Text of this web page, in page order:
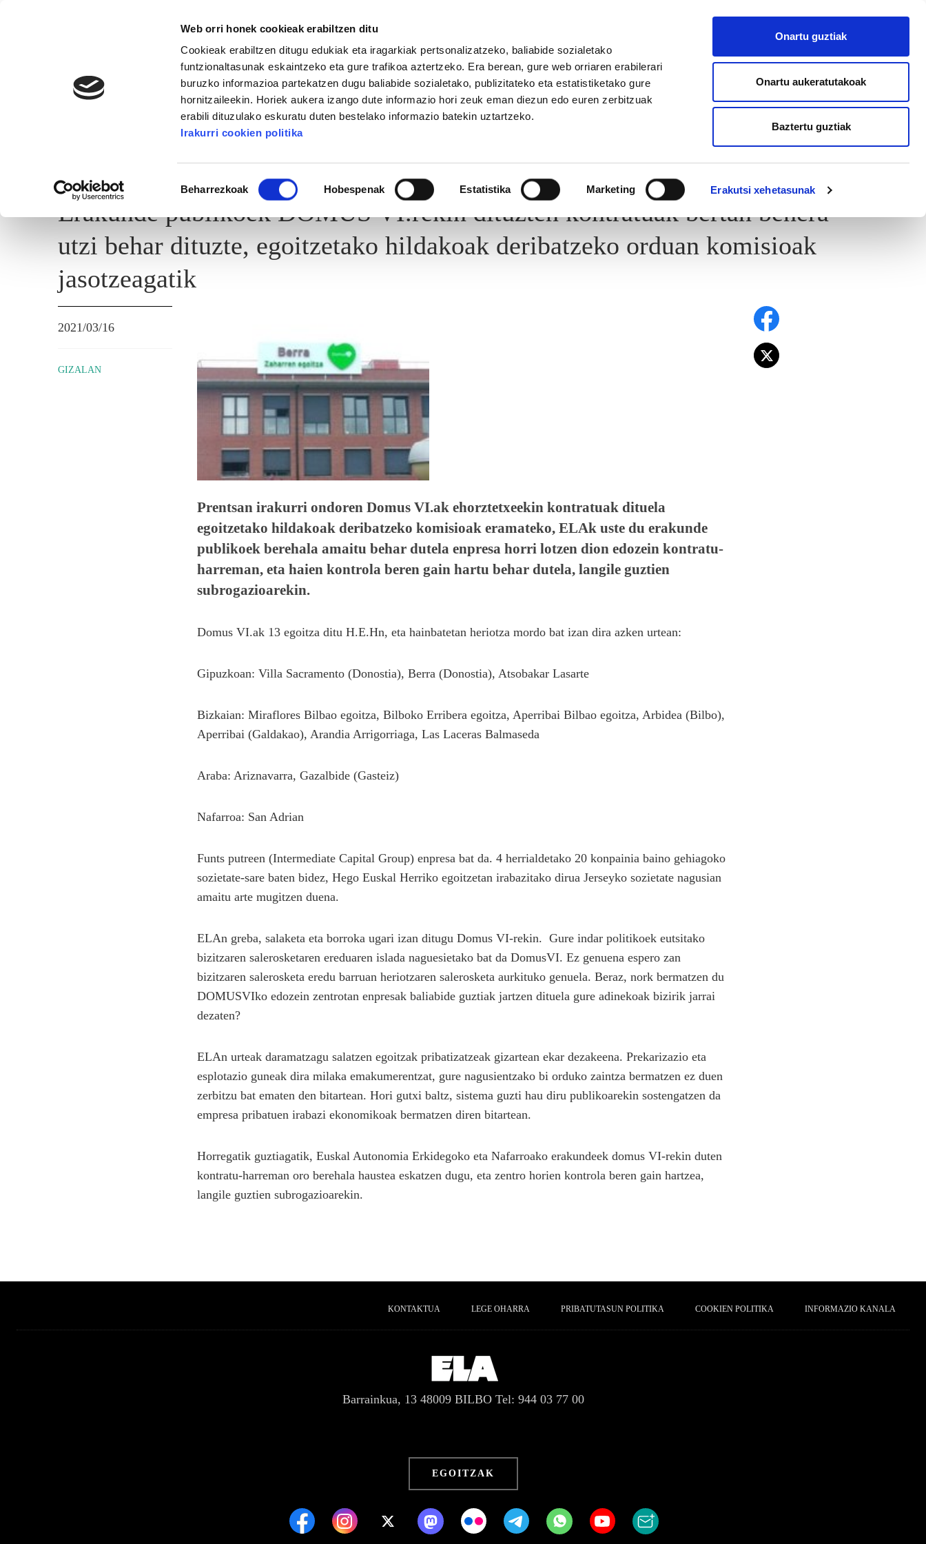
Web orri honek cookieak erabiltzen ditu
Cookieak erabiltzen ditugu edukiak eta iragarkiak pertsonalizatzeko, baliabide sozialetako
funtzionaltasunak eskaintzeko eta gure trafikoa aztertzeko. Era berean, gure web orriaren erabilerari
buruzko informazioa partekatzen dugu baliabide sozialetako, publizitateko eta estatistiketako gure
hornitzaileekin. Horiek aukera izango dute informazio hori zeuk eman diezun edo euren zerbitzuak
erabili dituzulako eskuratu duten bestelako informazio batekin uztartzeko.
Irakurri cookien politika
Beharrezkoak Hobespenak Estatistika Marketing Erakutsi xehetasunak
Onartu guztiak
Onartu aukeratutakoak
Baztertu guztiak
AFILIATU
Erakunde publikoek DOMUS VI.rekin dituzten kontratuak bertan behera
utzi behar dituzte, egoitzetako hildakoak deribatzeko orduan komisioak
jasotzeagatik
2021/03/16
GIZALAN
Prentsan irakurri ondoren Domus VI.ak ehorztetxeekin kontratuak dituela
egoitzetako hildakoak deribatzeko komisioak eramateko, ELAk uste du erakunde
publikoek berehala amaitu behar dutela enpresa horri lotzen dion edozein kontratu-
harreman, eta haien kontrola beren gain hartu behar dutela, langile guztien
subrogazioarekin.
Domus VI.ak 13 egoitza ditu H.E.Hn, eta hainbatetan heriotza mordo bat izan dira azken urtean:
Gipuzkoan: Villa Sacramento (Donostia), Berra (Donostia), Atsobakar Lasarte
Bizkaian: Miraflores Bilbao egoitza, Bilboko Erribera egoitza, Aperribai Bilbao egoitza, Arbidea (Bilbo),
Aperribai (Galdakao), Arandia Arrigorriaga, Las Laceras Balmaseda
Araba: Ariznavarra, Gazalbide (Gasteiz)
Nafarroa: San Adrian
Funts putreen (Intermediate Capital Group) enpresa bat da. 4 herrialdetako 20 konpainia baino gehiagoko
sozietate-sare baten bidez, Hego Euskal Herriko egoitzetan irabazitako dirua Jerseyko sozietate nagusian
amaitu arte mugitzen duena.
ELAn greba, salaketa eta borroka ugari izan ditugu Domus VI-rekin. Gure indar politikoek eutsitako
bizitzaren salerosketaren ereduaren islada naguesietako bat da DomusVI. Ez genuena espero zan
bizitzaren salerosketa eredu barruan heriotzaren salerosketa aurkituko genuela. Beraz, nork bermatzen du
DOMUSVIko edozein zentrotan enpresak baliabide guztiak jartzen dituela gure adinekoak bizirik jarrai
dezaten?
ELAn urteak daramatzagu salatzen egoitzak pribatizatzeak gizartean ekar dezakeena. Prekarizazio eta
esplotazio guneak dira milaka emakumerentzat, gure nagusientzako bi orduko zaintza bermatzen ez duen
zerbitzu bat ematen den bitartean. Hori gutxi baltz, sistema guzti hau diru publikoarekin sostengatzen da
empresa pribatuen irabazi ekonomikoak bermatzen diren bitartean.
Horregatik guztiagatik, Euskal Autonomia Erkidegoko eta Nafarroako erakundeek domus VI-rekin duten
kontratu-harreman oro berehala haustea eskatzen dugu, eta zentro horien kontrola beren gain hartzea,
langile guztien subrogazioarekin.
KONTAKTUA LEGE OHARRA PRIBATUTASUN POLITIKA COOKIEN POLITIKA INFORMAZIO KANALA
Barrainkua, 13 48009 BILBO Tel: 944 03 77 00
EGOITZAK